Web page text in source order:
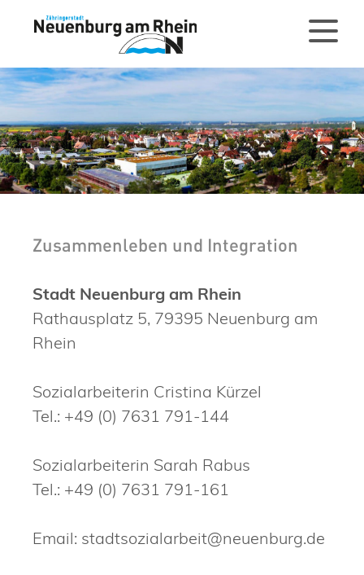
Zusammenleben und Integration
Stadt Neuenburg am Rhein
Rathausplatz 5, 79395 Neuenburg am
Rhein
Sozialarbeiterin Cristina Kürzel
Tel.: +49 (0) 7631 791-144
Sozialarbeiterin Sarah Rabus
Tel.: +49 (0) 7631 791-161
Email: stadtsozialarbeit@neuenburg.de